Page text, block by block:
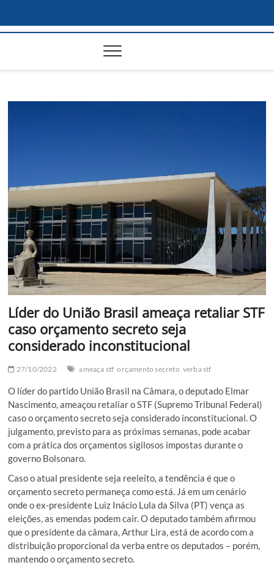
Líder do União Brasil ameaça retaliar STF
caso orçamento secreto seja
considerado inconstitucional
27/10/2022 ameaça stf orçamento secreto verba stf
O líder do partido União Brasil na Câmara, o deputado Elmar
Nascimento, ameaçou retaliar o STF (Supremo Tribunal Federal)
caso o orçamento secreto seja considerado inconstitucional. O
julgamento, previsto para as próximas semanas, pode acabar
com a prática dos orçamentos sigilosos impostas durante o
governo Bolsonaro.
Caso o atual presidente seja reeleito, a tendência é que o
orçamento secreto permaneça como está. Já em um cenário
onde o ex-presidente Luiz Inácio Lula da Silva (PT) vença as
eleições, as emendas podem cair. O deputado também afirmou
que o presidente da câmara, Arthur Lira, está de acordo com a
distribuição proporcional da verba entre os deputados – porém,
mantendo o orçamento secreto.